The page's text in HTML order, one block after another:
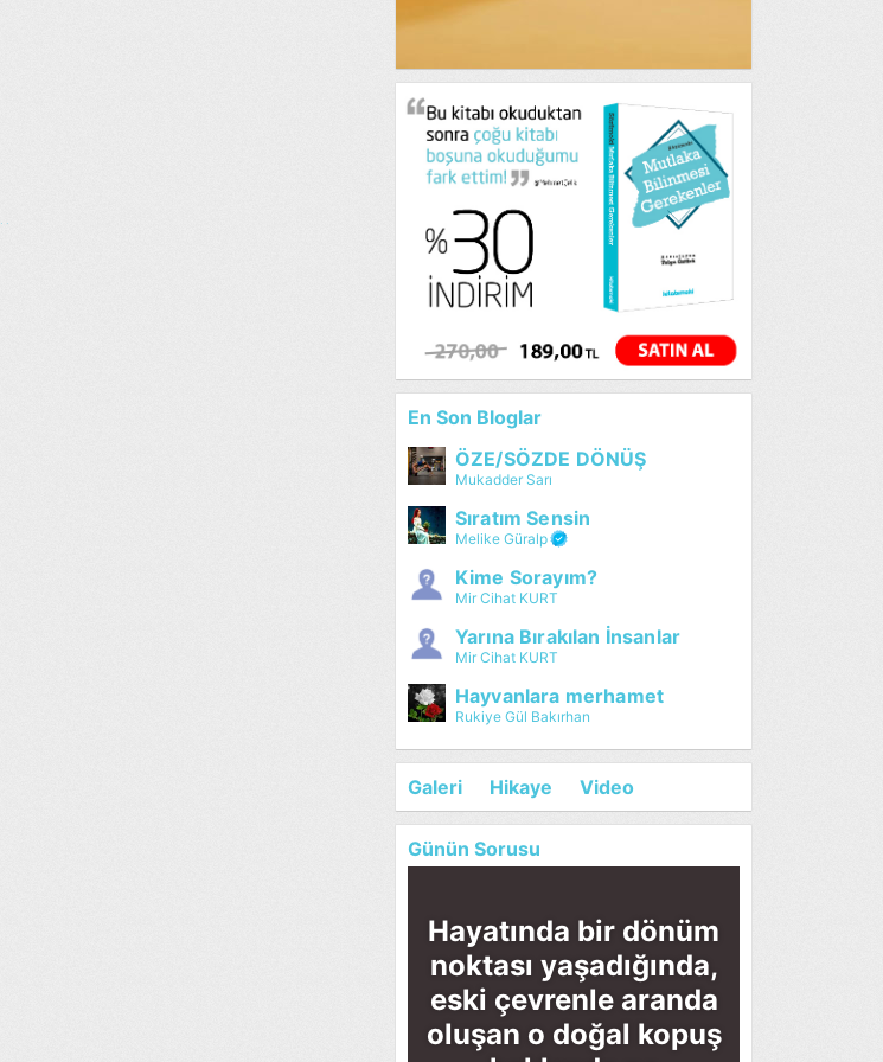
En Son Bloglar
ÖZE/SÖZDE DÖNÜŞ
Mukadder Sarı
Sıratım Sensin
Melike Güralp
Kime Sorayım?
Mir Cihat KURT
Yarına Bırakılan İnsanlar
Mir Cihat KURT
Hayvanlara merhamet
Rukiye Gül Bakırhan
Galeri Hikaye Video
Günün Sorusu
Hayatında bir dönüm
noktası yaşadığında,
eski çevrenle aranda
oluşan o doğal kopuş